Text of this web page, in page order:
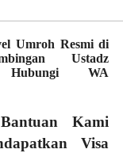
Umroh Resmi di
Ustadz
Hubungi WA
Kami
Visa